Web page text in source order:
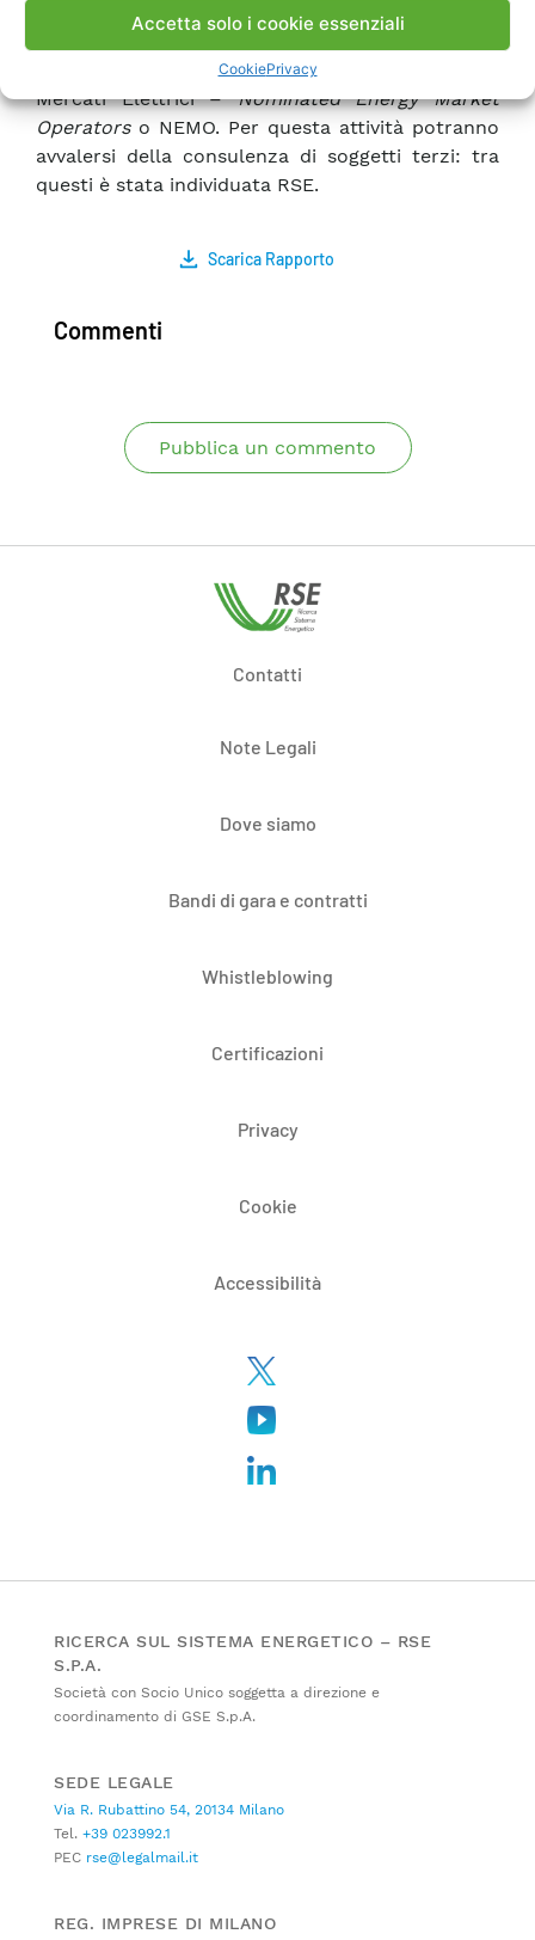
Accetta solo i cookie essenziali
CookiePrivacy
in particolare di Euphemia, l’algoritmo per la
Prima accoppiati di proprietà dei Gestori dei
Mercati Elettrici –Nominated Energy Market
Operators o NEMO. Per questa attività potranno
avvalersi della consulenza di soggetti terzi: tra
questi è stata individuata RSE.
Scarica Rapporto
Commenti
Pubblica un commento
Contatti
Note Legali
Dove siamo
Bandi di gara e contratti
Whistleblowing
Certificazioni
Privacy
Cookie
Accessibilità
RICERCA SUL SISTEMA ENERGETICO – RSE
S.P.A.
Società con Socio Unico soggetta a direzione e
coordinamento di GSE S.p.A.
SEDE LEGALE
Via R. Rubattino 54, 20134 Milano
Tel. +39 023992.1
PEC rse@legalmail.it
REG. IMPRESE DI MILANO